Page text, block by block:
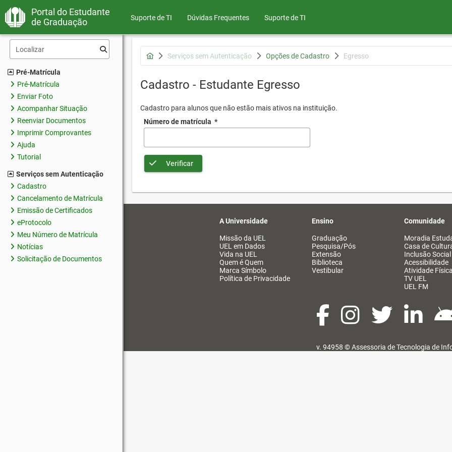
Portal do Estudante
de Graduação
Suporte de TI Dúvidas Frequentes Suporte de TI
Pré-Matrícula
Pré-Matrícula
Enviar Foto
Acompanhar Situação
Reenviar Documentos
Imprimir Comprovantes
Ajuda
Tutorial
Serviços sem Autenticação
Cadastro
Cancelamento de Matrícula
Emissão de Certificados
eProtocolo
Meu Número de Matrícula
Notícias
Solicitação de Documentos
Serviços sem Autenticação Opções de Cadastro Egresso
Cadastro - Estudante Egresso
Cadastro para alunos que não estão mais ativos na instituição.
Número de matrícula *
Verificar
A Universidade
Missão da UEL
UEL em Dados
Vida na UEL
Quem é Quem
Marca Símbolo
Política de Privacidade
Ensino
Graduação
Pesquisa/Pós
Extensão
Biblioteca
Vestibular
Comunidade
Moradia
Casa de
Inclusão Social
Acessibilidade
Atividade Física
TV UEL
UEL FM
v. 94958 ©Assessoria de Tecnologia de